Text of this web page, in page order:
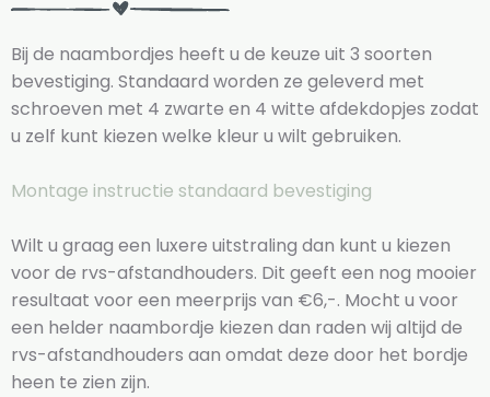
Bij de naambordjes heeft u de keuze uit 3 soorten
bevestiging. Standaard worden ze geleverd met
schroeven met 4 zwarte en 4 witte afdekdopjes zodat
u zelf kunt kiezen welke kleur u wilt gebruiken.
Montage instructie standaard bevestiging
Wilt u graag een luxere uitstraling dan kunt u kiezen
voor de rvs-afstandhouders. Dit geeft een nog mooier
resultaat voor een meerprijs van €6,-. Mocht u voor
een helder naambordje kiezen dan raden wij altijd de
rvs-afstandhouders aan omdat deze door het bordje
heen te zien zijn.